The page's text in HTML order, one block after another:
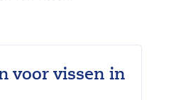
voor vissen in